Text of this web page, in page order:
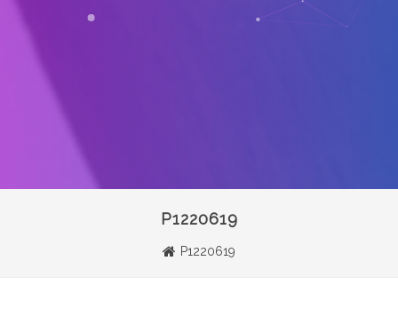
P1220619
P1220619